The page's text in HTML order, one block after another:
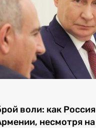
воли: как Россия
несмотря на